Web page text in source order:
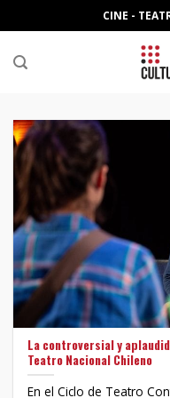
to
content
CINE -
La controversial y
Teatro Nacional Chileno
En el Ciclo de Teatro